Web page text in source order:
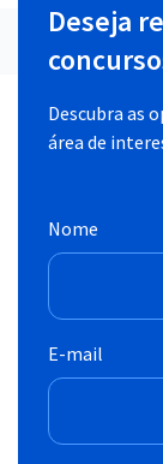
Deseja
Descubra as
área de
Nome
E-mail